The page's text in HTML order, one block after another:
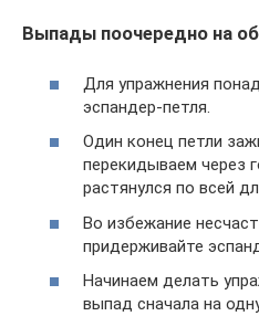
Выпады поочередно на
Для упражнения
эспандер-петля.
Один конец петли
перекидываем через
растянулся по всей
Во избежание
придерживайте
Начинаем делать
выпад сначала на